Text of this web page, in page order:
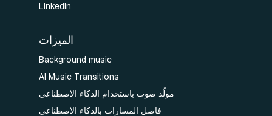
LinkedIn
الميزات
Background music
AI Music Transitions
مولّد صوت باستخدام الذكاء الاصطناعي
فاصل المسارات بالذكاء الاصطناعي